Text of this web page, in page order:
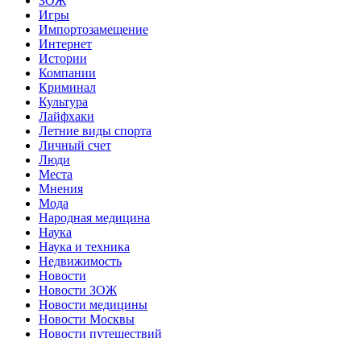
Игры
Импортозамещение
Интернет
Истории
Компании
Криминал
Культура
Лайфхаки
Летние виды спорта
Личный счет
Люди
Места
Мнения
Мода
Народная медицина
Наука
Наука и техника
Недвижимость
Новости
Новости ЗОЖ
Новости медицины
Новости Москвы
Новости путешествий